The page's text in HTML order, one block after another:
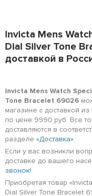
Invicta Mens
Dial Silver Tone
доставкой в
Invicta Mens Watch
Tone Bracelet 69026
магазине с доставкой
по цене 9990 руб. Все
доставляются в
разделе «Доставка».
Если у вас возникли
доставке до вашего
звонок!.
Приобретая товар
Dial Silver Tone Bracelet